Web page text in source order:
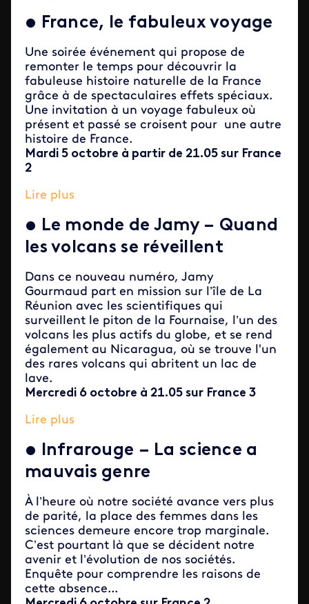
• France, le fabuleux voyage
Une soirée événement qui propose de
remonter le temps pour découvrir la
fabuleuse histoire naturelle de la France
grâce à de spectaculaires effets spéciaux.
Une invitation à un voyage fabuleux où
présent et passé se croisent pour une autre
histoire de France.
Mardi 5 octobre à partir de 21.05 sur France
2
Lire plus
• Le monde de Jamy – Quand
les volcans se réveillent
Dans ce nouveau numéro, Jamy
Gourmaud part en mission sur l’île de La
Réunion avec les scientifiques qui
surveillent le piton de la Fournaise, l’un des
volcans les plus actifs du globe, et se rend
également au Nicaragua, où se trouve l'un
des rares volcans qui abritent un lac de
lave.
Mercredi 6 octobre à 21.05 sur France 3
Lire plus
• Infrarouge – La science a
mauvais genre
À l’heure où notre société avance vers plus
de parité, la place des femmes dans les
sciences demeure encore trop marginale.
C’est pourtant là que se décident notre
avenir et l’évolution de nos sociétés.
Enquête pour comprendre les raisons de
cette absence...